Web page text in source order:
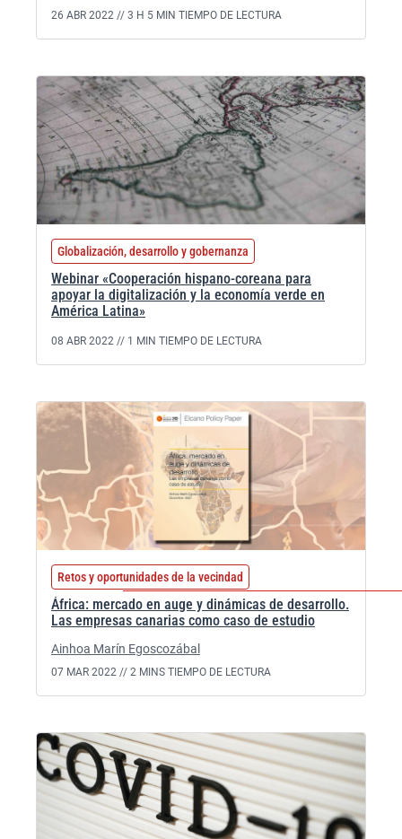
26 ABR 2022 // 3 H 5 MIN TIEMPO DE LECTURA
Globalización, desarrollo y gobernanza
Webinar «Cooperación hispano-coreana para
apoyar la digitalización y la economía verde en
América Latina»
08 ABR 2022 // 1 MIN TIEMPO DE LECTURA
Retos y oportunidades de la vecindad
África: mercado en auge y dinámicas de desarrollo.
Las empresas canarias como caso de estudio
Ainhoa Marín Egoscozábal
07 MAR 2022 // 2 MINS TIEMPO DE LECTURA